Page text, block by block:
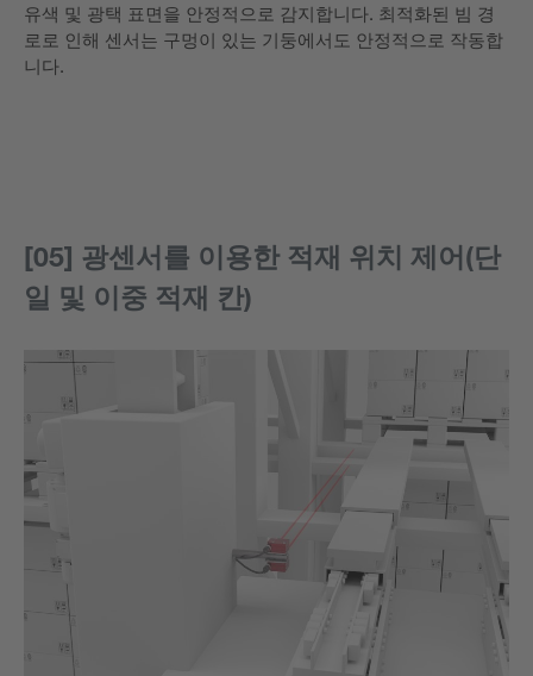
유색 및 광택 표면을 안정적으로 감지합니다. 최적화된 빔 경
로로 인해 센서는 구멍이 있는 기둥에서도 안정적으로 작동합
니다.
[05] 광센서를 이용한 적재 위치 제어(단
일 및 이중 적재 칸)